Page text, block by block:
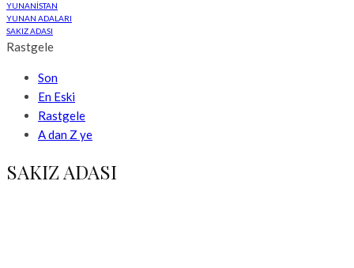
YUNANİSTAN
YUNAN ADALARI
SAKIZ ADASI
Rastgele
Son
En Eski
Rastgele
A dan Z ye
SAKIZ ADASI